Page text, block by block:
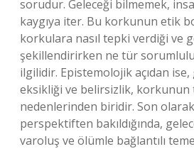
sorudur. Geleceği bilmemek,
kaygıya iter. Bu korkunun etik
korkulara nasıl tepki verdiği ve
şekillendirirken ne tür
ilgilidir. Epistemolojik açıdan
eksikliği ve belirsizlik, korkunun
nedenlerinden biridir. Son
perspektiften bakıldığında,
varoluş ve ölümle bağlantılı